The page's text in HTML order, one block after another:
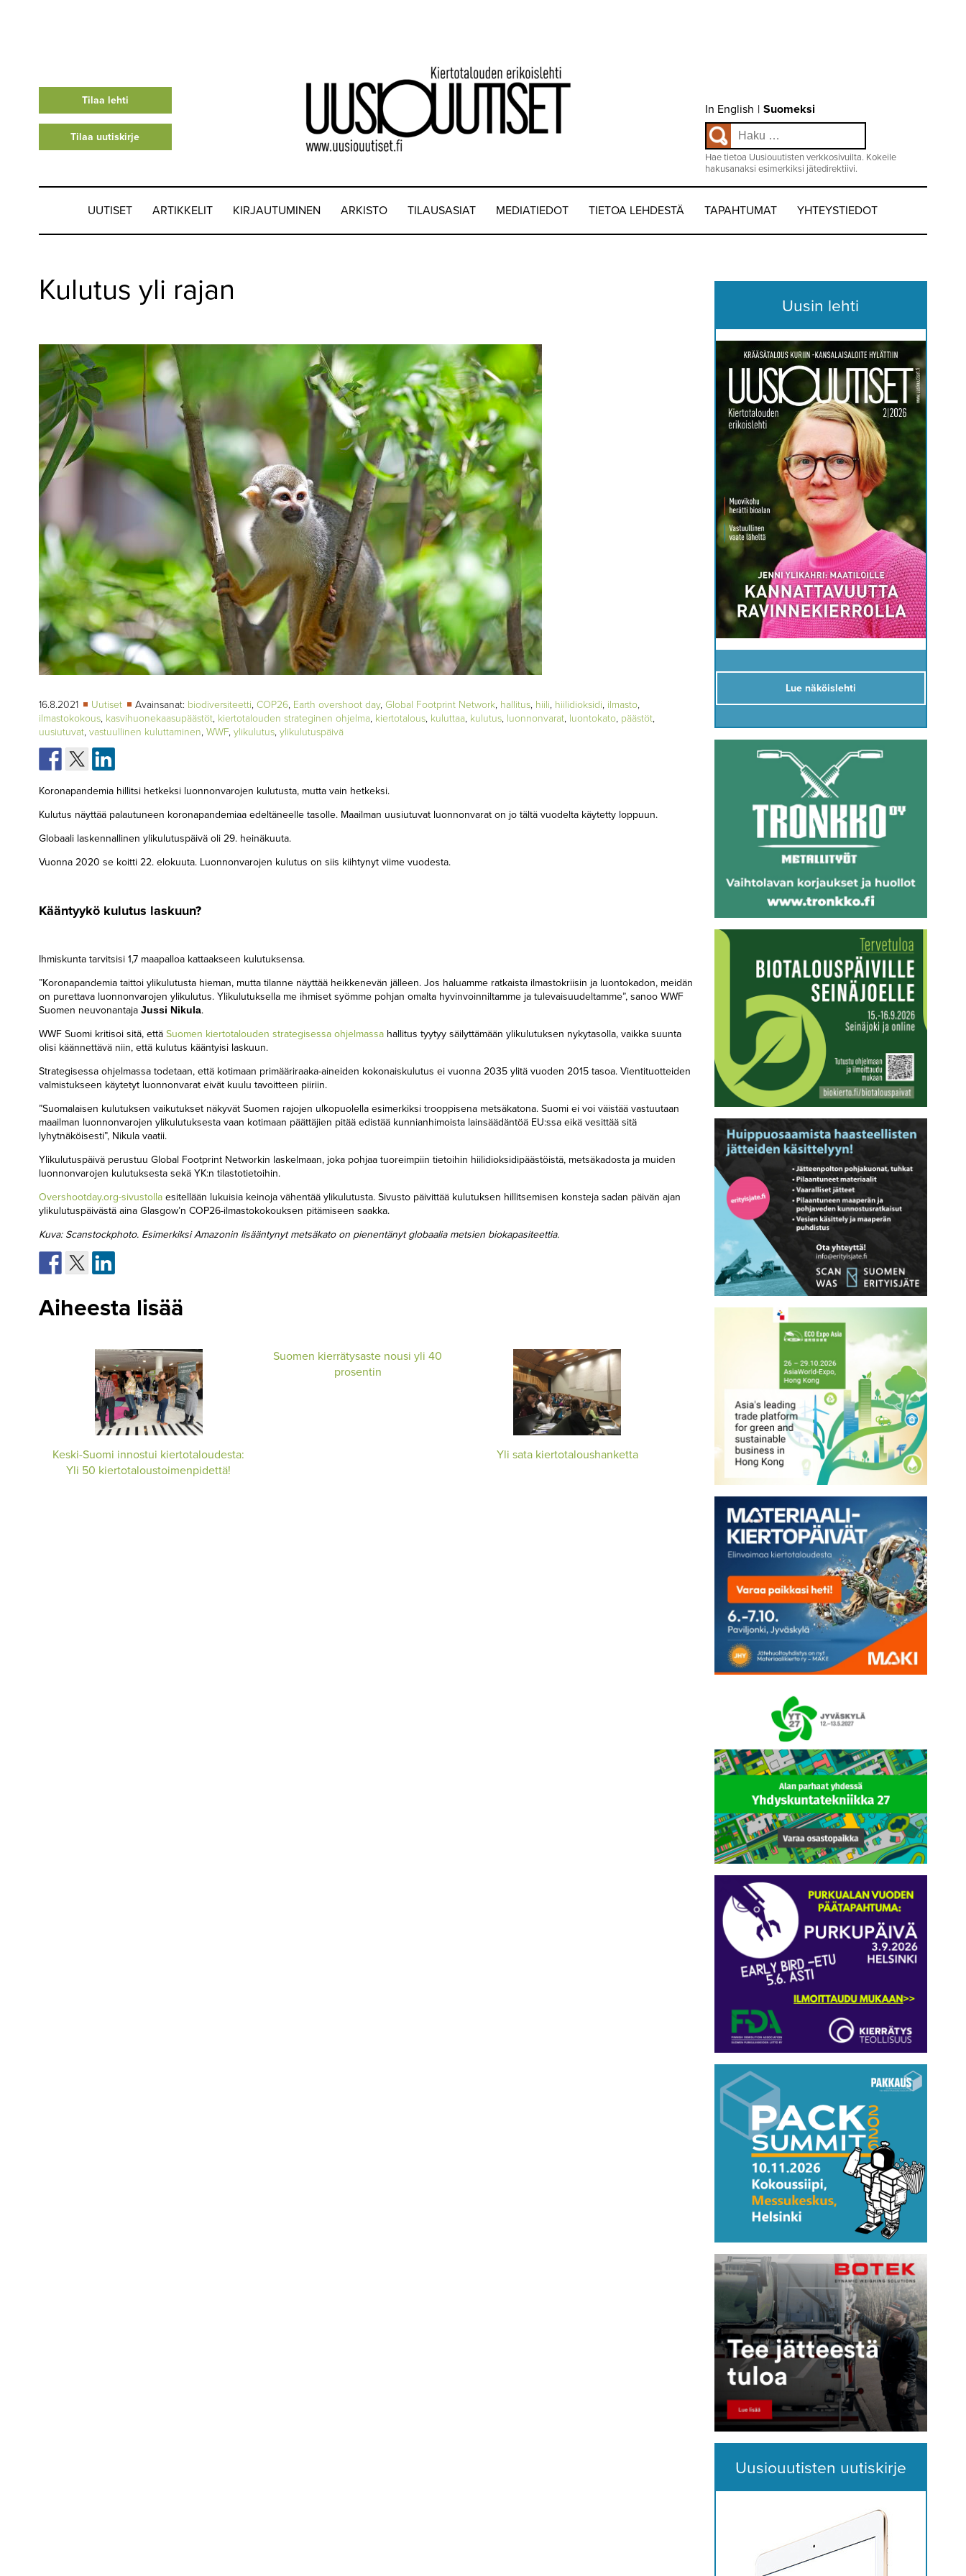
Tilaa lehti
Tilaa uutiskirje
Choose
language
Valitse
kieli:
In English | Suomeksi
Haku:
Hae tietoa Uusiouutisten verkkosivuilta. Kokeile
hakusanaksi esimerkiksi jätedirektiivi.
UUTISET ARTIKKELIT KIRJAUTUMINEN ARKISTO TILAUSASIAT MEDIATIEDOT TIETOA LEHDESTÄ TAPAHTUMAT YHTEYSTIEDOT
ARTIKKELIT
ARKISTO
TILAUSASIAT
MEDIATIEDOT
TIETOA
LEHDESTÄ
TAPAHTUMAT
YHTEYSTIEDOT
Kulutus yli rajan
16.8.2021 Uutiset Avainsanat: biodiversiteetti, COP26, Earth overshoot day, Global Footprint Network, hallitus, hiili, hiilidioksidi, ilmasto,
ilmastokokous, kasvihuonekaasupäästöt, kiertotalouden strateginen ohjelma, kiertotalous, kuluttaa, kulutus, luonnonvarat, luontokato, päästöt,
uusiutuvat, vastuullinen kuluttaminen, WWF, ylikulutus, ylikulutuspäivä
Koronapandemia hillitsi hetkeksi luonnonvarojen kulutusta, mutta vain hetkeksi.
Kulutus näyttää palautuneen koronapandemiaa edeltäneelle tasolle. Maailman uusiutuvat luonnonvarat on jo tältä vuodelta käytetty loppuun.
Globaali laskennallinen ylikulutuspäivä oli 29. heinäkuuta.
Vuonna 2020 se koitti 22. elokuuta. Luonnonvarojen kulutus on siis kiihtynyt viime vuodesta.
Kääntyykö kulutus laskuun?
Ihmiskunta tarvitsisi 1,7 maapalloa kattaakseen kulutuksensa.
”Koronapandemia taittoi ylikulutusta hieman, mutta tilanne näyttää heikkenevän jälleen. Jos haluamme ratkaista ilmastokriisin ja luontokadon, meidän
on purettava luonnonvarojen ylikulutus. Ylikulutuksella me ihmiset syömme pohjan omalta hyvinvoinniltamme ja tulevaisuudeltamme”, sanoo WWF
Suomen neuvonantaja Jussi Nikula.
WWF Suomi kritisoi sitä, että Suomen kiertotalouden strategisessa ohjelmassahallitus tyytyy säilyttämään ylikulutuksen nykytasolla, vaikka suunta
olisi käännettävä niin, että kulutus kääntyisi laskuun.
Strategisessa ohjelmassa todetaan, että kotimaan primääriraaka-aineiden kokonaiskulutus ei vuonna 2035 ylitä vuoden 2015 tasoa. Vientituotteiden
valmistukseen käytetyt luonnonvarat eivät kuulu tavoitteen piiriin.
”Suomalaisen kulutuksen vaikutukset näkyvät Suomen rajojen ulkopuolella esimerkiksi trooppisena metsäkatona. Suomi ei voi väistää vastuutaan
maailman luonnonvarojen ylikulutuksesta vaan kotimaan päättäjien pitää edistää kunnianhimoista lainsäädäntöä EU:ssa eikä vesittää sitä
lyhytnäköisesti”, Nikula vaatii.
Ylikulutuspäivä perustuu Global Footprint Networkin laskelmaan, joka pohjaa tuoreimpiin tietoihin hiilidioksidipäästöistä, metsäkadosta ja muiden
luonnonvarojen kulutuksesta sekä YK:n tilastotietoihin.
Overshootday.org-sivustollaesitellään lukuisia keinoja vähentää ylikulutusta. Sivusto päivittää kulutuksen hillitsemisen konsteja sadan päivän ajan
ylikulutuspäivästä aina Glasgow’n COP26-ilmastokokouksen pitämiseen saakka.
Kuva: Scanstockphoto. Esimerkiksi Amazonin lisääntynyt metsäkato on pienentänyt globaalia metsien biokapasiteettia.
Aiheesta lisää
Keski-Suomi innostui kiertotaloudesta:
Yli 50 kiertotaloustoimenpidettä!
Suomen kierrätysaste nousi yli 40
prosentin
Yli sata kiertotaloushanketta
Uusin lehti
Lue näköislehti
Uusiouutisten uutiskirje